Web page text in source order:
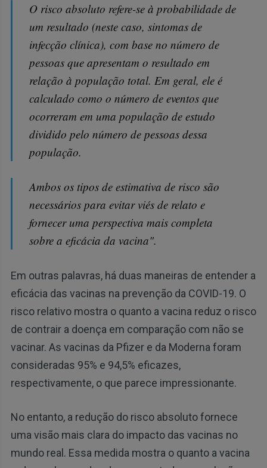
O risco absoluto refere-se à probabilidade de
um resultado (neste caso, sintomas de
infecção clínica), com base no número de
pessoas que apresentam o resultado em
relação à população total. Em geral, ele é
calculado como o número de eventos que
ocorreram em uma população de estudo
dividido pelo número de pessoas dessa
população.
Ambos os tipos de estimativa de risco são
necessários para evitar viés de relato e
fornecer uma perspectiva mais completa
sobre a eficácia da vacina".
Em outras palavras, há duas maneiras de entender a
eficácia das vacinas na prevenção da COVID-19. O
risco relativo mostra o quanto a vacina reduz o risco
de contrair a doença em comparação com não se
vacinar. As vacinas da Pfizer e da Moderna foram
consideradas 95% e 94,5% eficazes,
respectivamente, o que parece impressionante.
No entanto, a redução do risco absoluto fornece
uma visão mais clara do impacto das vacinas no
mundo real. Essa medida mostra o quanto a vacina